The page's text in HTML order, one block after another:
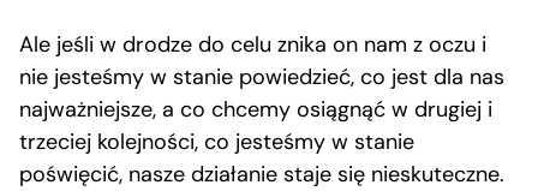
Ale jeśli w drodze do celu znika on nam z oczu i
nie jesteśmy w stanie powiedzieć, co jest dla nas
najważniejsze, a co chcemy osiągnąć w drugiej i
trzeciej kolejności, co jesteśmy w stanie
poświęcić, nasze działanie staje się nieskuteczne.